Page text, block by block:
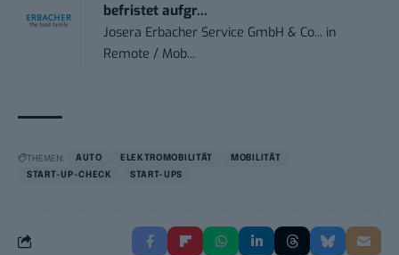
befristet aufgr...
Josera Erbacher Service GmbH & Co... in
Remote / Mob...
THEMEN: AUTO ELEKTROMOBILITÄT
MOBILITÄT
START-UP-CHECK
START-UPS